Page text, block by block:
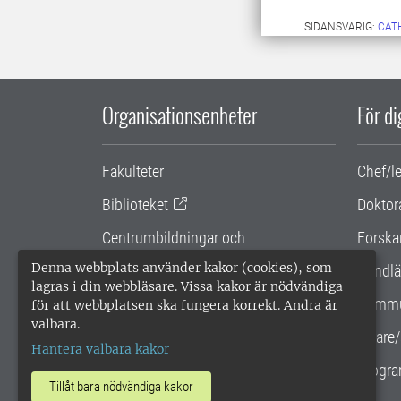
Denna webbplats använder kakor (cookies), som
lagras i din webbläsare. Vissa kakor är nödvändiga
för att webbplatsen ska fungera korrekt. Andra är
valbara.
Hantera valbara kakor
Tillåt bara nödvändiga kakor
SIDANSVARIG:
Organisationsenheter
Fakulteter
Biblioteket
Centrumbildningar och
samarbetsprojekt
Gemensamma verksamhetsstödet
För
Chef/